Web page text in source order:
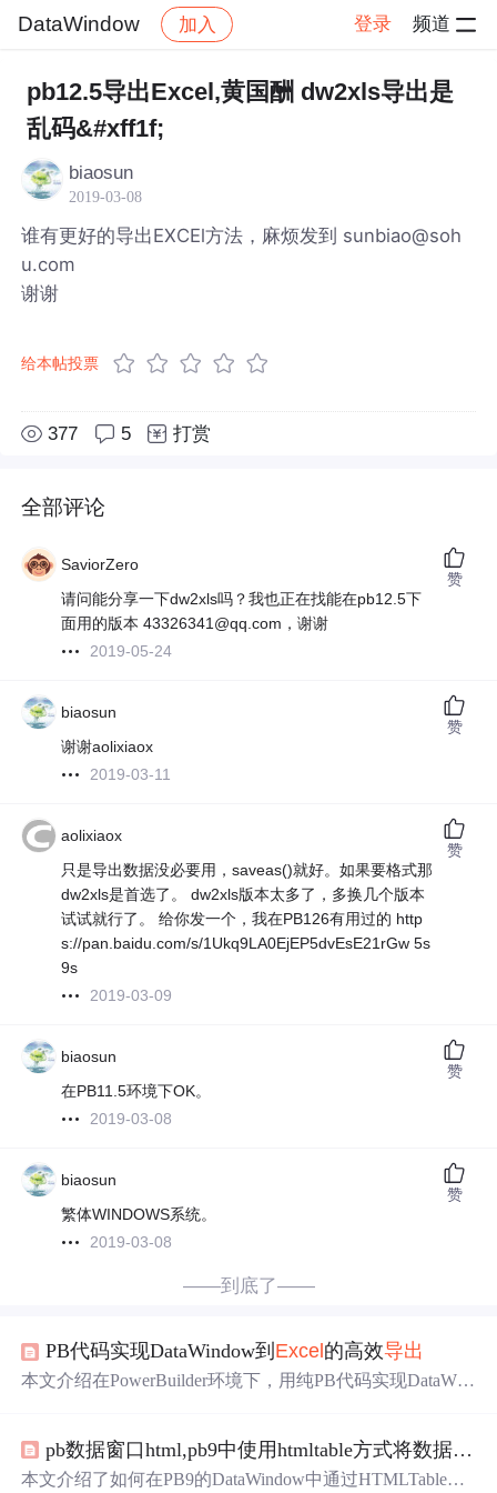
DataWindow 加入 登录 频道
社区 DataWindow 帖子详情
pb12.5导出Excel,黄国酬 dw2xls导出是
乱码&#xff1f;
biaosun
2019-03-08
谁有更好的导出EXCEl方法，麻烦发到 sunbiao@soh
u.com
谢谢
给本帖投票
377 5 打赏
全部评论
SaviorZero
请问能分享一下dw2xls吗？我也正在找能在pb12.5下
面用的版本 43326341@qq.com，谢谢
2019-05-24
赞
biaosun
谢谢aolixiaox
2019-03-11
赞
aolixiaox
只是导出数据没必要用，saveas()就好。如果要格式那
dw2xls是首选了。 dw2xls版本太多了，多换几个版本
试试就行了。 给你发一个，我在PB126有用过的 http
s://pan.baidu.com/s/1Ukq9LA0EjEP5dvEsE21rGw 5s
9s
2019-03-09
赞
biaosun
在PB11.5环境下OK。
2019-03-08
赞
biaosun
繁体WINDOWS系统。
2019-03-08
赞
——到底了——
PB代码实现DataWindow到 Excel 的高效导出
本文介绍在PowerBuilder环境下，用纯PB代码实现DataWin
探讨了PB11.5版本兼容性、dw2xls_v1.pbl库文件应用及自
动化测试在该功能中的应用。
pb数据窗口html,pb9中使用htmltable方式将数据窗口
本文介绍了如何在PB9的DataWindow中通过HTMLTable避